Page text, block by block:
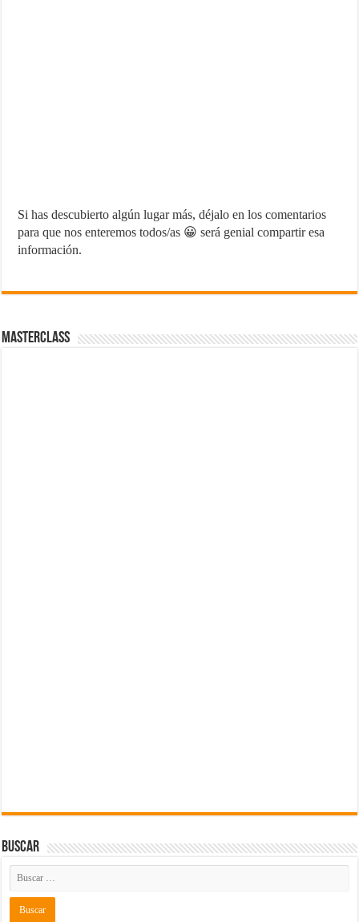
Si has descubierto algún lugar más, déjalo en los comentarios
para que nos enteremos todos/as 😀 será genial compartir esa
información.
MasterClass
Buscar